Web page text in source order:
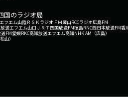
国のラジオ局
エフエム山陰ＲＳＫラジオ ＦＭ岡山RCCラジオ広島FM
送エフエム山口 ＪＲＴ四国放送FM徳島RNC西日本放送FM香
送FM愛媛RKC高知放送エフエム高知NHK AM（広島）
山）